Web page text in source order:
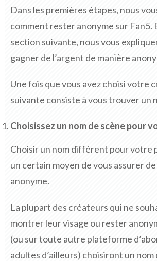
Dans les premières étapes, nous
comment rester anonyme sur Fan5.
section suivante, nous vous
gagner de l’argent de manière
Une fois que vous avez choisi votre
suivante consiste à vous trouver un
Choisissez un nom de scène pour
Choisir un nom différent pour votre
un certain moyen de vous assurer
anonyme.
La plupart des créateurs qui ne
montrer leur visage ou rester
(ou sur toute autre plateforme
adultes d’ailleurs) choisiront un nom